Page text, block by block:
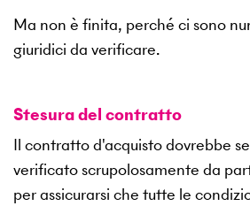
Ma non è finita, perché ci sono
giuridici da verificare.
Stesura del contratto
Il contratto d'acquisto dovrebbe
verificato scrupolosamente da
per assicurarsi che tutte le